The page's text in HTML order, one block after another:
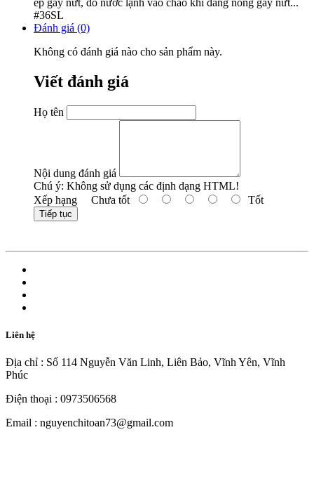
ép gây nứt, đổ nước lạnh vào chảo khi đang nóng gây nứt...
#36SL
Đánh giá (0)
Không có đánh giá nào cho sản phẩm này.
Viết đánh giá
Họ tên
Nội dung đánh giá
Chú ý: Không sử dụng các định dạng HTML!
Xếp hạng Chưa tốt Tốt
Tiếp tục
Liên hệ
Địa chỉ : Số 114 Nguyễn Văn Linh, Liên Bảo, Vĩnh Yên, Vĩnh
Phúc
Điện thoại : 0973506568
Email : nguyenchitoan73@gmail.com